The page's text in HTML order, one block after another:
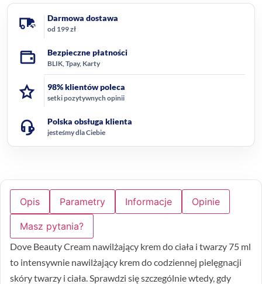
Darmowa dostawa
od 199 zł
Bezpieczne płatności
BLIK, Tpay, Karty
98% klientów poleca
setki pozytywnych opinii
Polska obsługa klienta
jesteśmy dla Ciebie
Opis Parametry Informacje Opinie
Masz pytania?
Dove Beauty Cream nawilżający krem do ciała i twarzy 75 ml
to intensywnie nawilżający krem do codziennej pielęgnacji
skóry twarzy i ciała. Sprawdzi się szczególnie wtedy, gdy